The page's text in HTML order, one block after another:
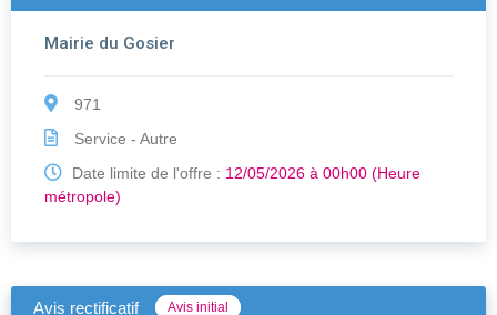
Mairie du Gosier
971
Service - Autre
Date limite de l'offre : 12/05/2026 à 00h00 (Heure
métropole)
Avis rectificatif Avis initial